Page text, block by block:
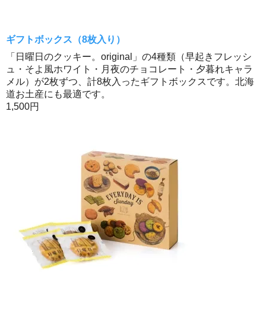
ギフトボックス（8枚入り）
「日曜日のクッキー。original」の4種類（早起きフレッシ
ュ・そよ風ホワイト・月夜のチョコレート・夕暮れキャラ
メル）が2枚ずつ、計8枚入ったギフトボックスです。北海
道お土産にも最適です。
1,500円